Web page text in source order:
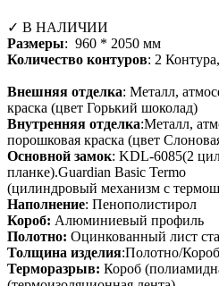
✓ В НАЛИЧИИ
Размеры: 960 * 2050 мм
Количество контуров: 2
Внешняя отделка: Металл,
краска (цвет Горький шоколад)
Внутренняя отделка:Металл,
порошковая краска (цвет
Основной замок: KDL-6085(2
планке).Guardian Basic Termo
(цилиндровый механизм с
Наполнение: Пенополистирол
Короб: Алюминиевый профиль
Полотно: Оцинкованный лист
Толщина изделия:Полотно/
Терморазрыв: Короб